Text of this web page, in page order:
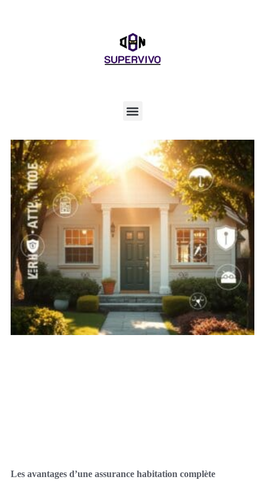
Les avantages d’une assurance habitation complète